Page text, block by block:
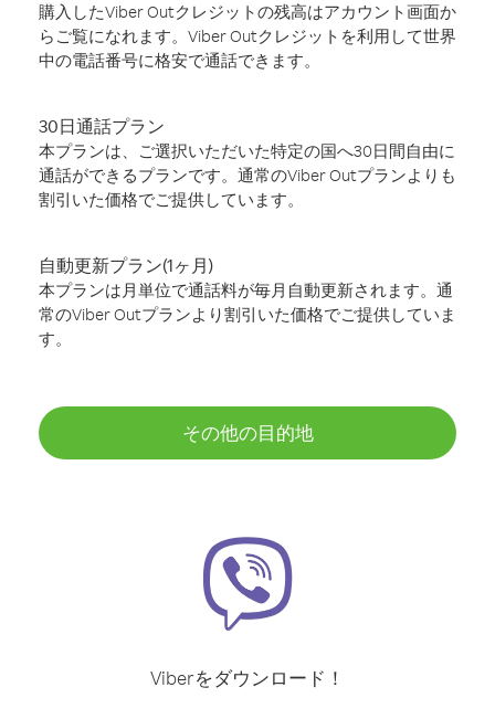
購入したViber Outクレジットの残高はアカウント画面か
らご覧になれます。Viber Outクレジットを利用して世界
中の電話番号に格安で通話できます。
30日通話プラン
本プランは、ご選択いただいた特定の国へ30日間自由に
通話ができるプランです。通常のViber Outプランよりも
割引いた価格でご提供しています。
自動更新プラン(1ヶ月)
本プランは月単位で通話料が毎月自動更新されます。通
常のViber Outプランより割引いた価格でご提供していま
す。
その他の目的地
Viberをダウンロード！